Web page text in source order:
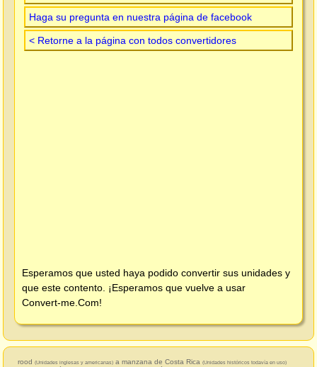
Haga su pregunta en nuestra página de facebook
< Retorne a la página con todos convertidores
Esperamos que usted haya podido convertir sus unidades y
que este contento. ¡Esperamos que vuelve a usar
Convert-me.Com!
rood (Unidades inglesas y americanas) a manzana de Costa Rica (Unidades históricos todavía en uso)